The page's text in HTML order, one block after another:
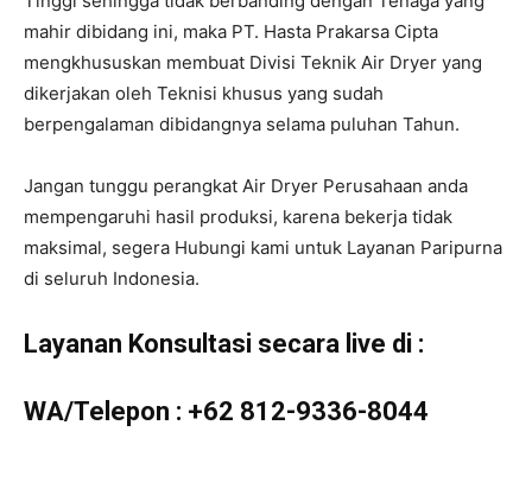
mahir dibidang ini, maka PT. Hasta Prakarsa Cipta
mengkhususkan membuat Divisi Teknik Air Dryer yang
dikerjakan oleh Teknisi khusus yang sudah
berpengalaman dibidangnya selama puluhan Tahun.
Jangan tunggu perangkat Air Dryer Perusahaan anda
mempengaruhi hasil produksi, karena bekerja tidak
maksimal, segera Hubungi kami untuk Layanan Paripurna
di seluruh Indonesia.
Layanan Konsultasi secara live di :
WA/Telepon : +62 812-9336-8044